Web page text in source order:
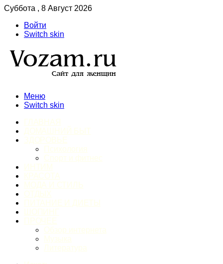
Суббота , 8 Август 2026
Войти
Switch skin
Меню
Switch skin